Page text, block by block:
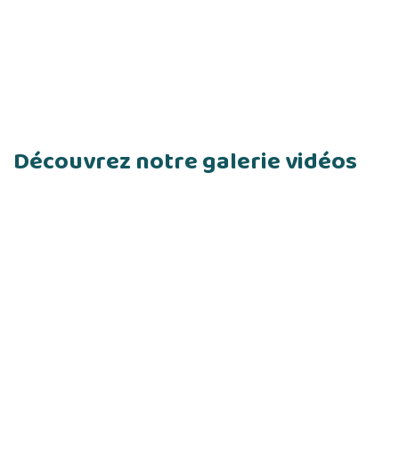
Découvrez notre galerie vidéos